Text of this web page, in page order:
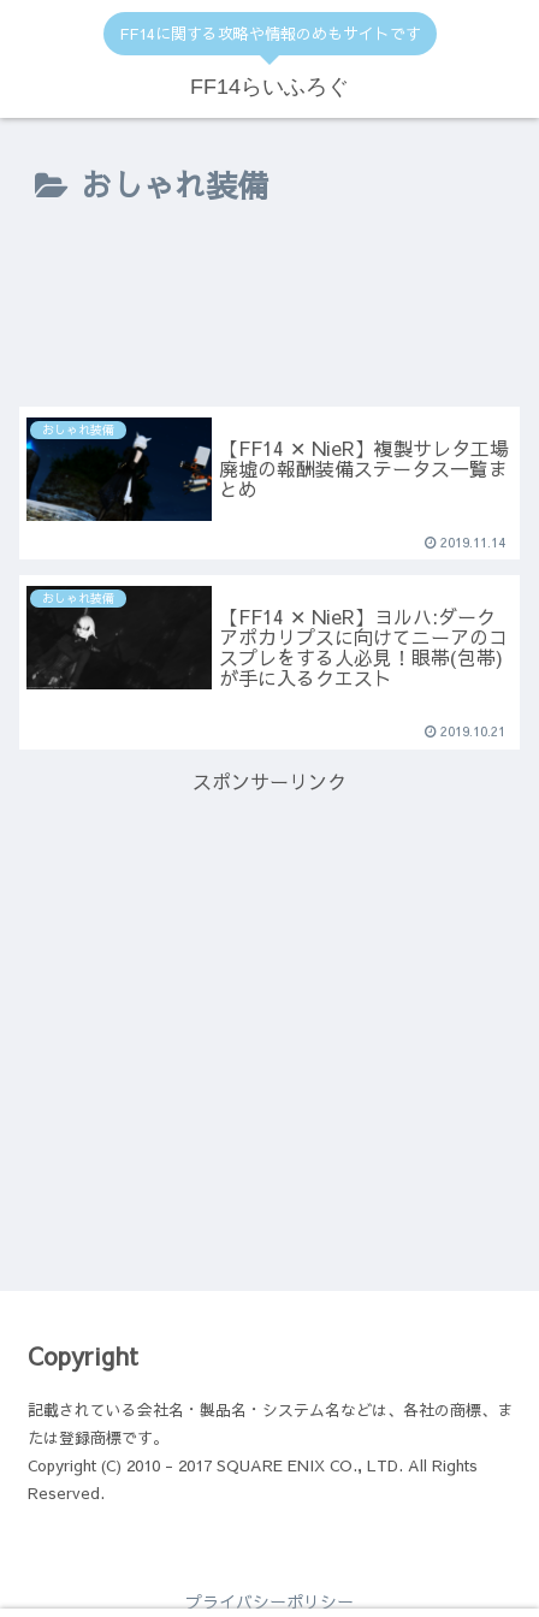
FF14に関する攻略や情報のめもサイトです
FF14らいふろぐ
おしゃれ装備
おしゃれ装備
【FF14 ✕ NieR】複製サレタ工場
廃墟の報酬装備ステータス一覧ま
とめ
2019.11.14
おしゃれ装備
【FF14 ✕ NieR】ヨルハ:ダーク
アポカリプスに向けてニーアのコ
スプレをする人必見！眼帯(包帯)
が手に入るクエスト
2019.10.21
スポンサーリンク
Copyright
記載されている会社名・製品名・システム名などは、各社の商標、ま
たは登録商標です。
Copyright (C) 2010 - 2017 SQUARE ENIX CO., LTD. All Rights
Reserved.
プライバシーポリシー